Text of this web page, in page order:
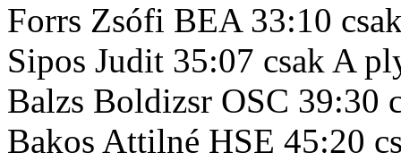
Forrs Zsófi BEA 33:10
Sipos Judit 35:07 csak A
Balzs Boldizsr OSC 39:30
Bakos Attilné HSE 45:20